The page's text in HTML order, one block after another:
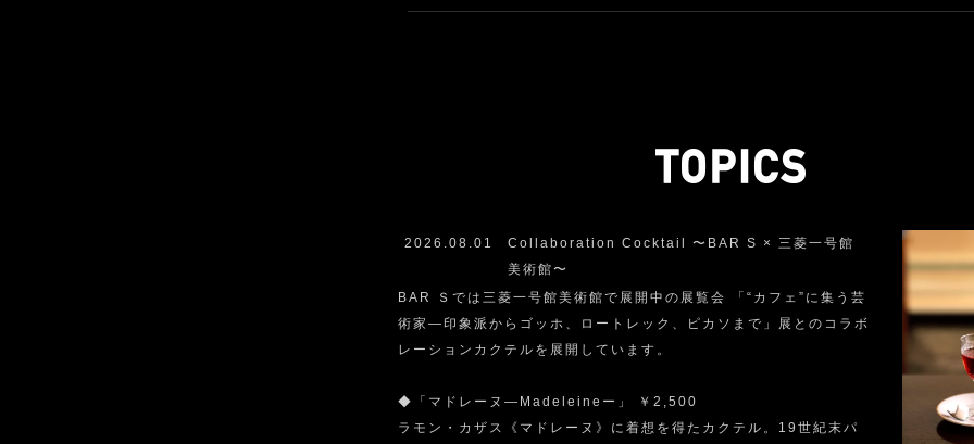
2026.08.01
Collaboration Cocktail 〜BAR S × 三菱一号館
美術館〜
BAR Ｓでは三菱一号館美術館で展開中の展覧会 「“カフェ”に集う芸
術家—印象派からゴッホ、ロートレック、ピカソまで」展とのコラボ
レーションカクテルを展開しています。
◆「マドレーヌ—Madeleineー」 ￥2,500
ラモン・カザス《マドレーヌ》に着想を得たカクテル。19世紀末パ